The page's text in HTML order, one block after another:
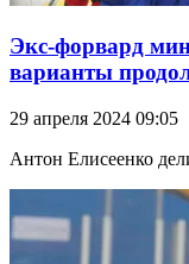
Экс-форвард
варианты
29 апреля 2024 09:05
Антон Елисеенко